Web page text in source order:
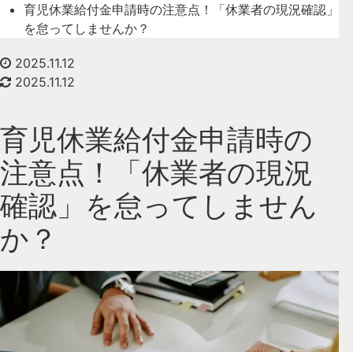
育児休業給付金申請時の注意点！「休業者の現況確認」
を怠ってしませんか？
2025.11.12
2025.11.12
育児休業給付金申請時の
注意点！「休業者の現況
確認」を怠ってしません
か？